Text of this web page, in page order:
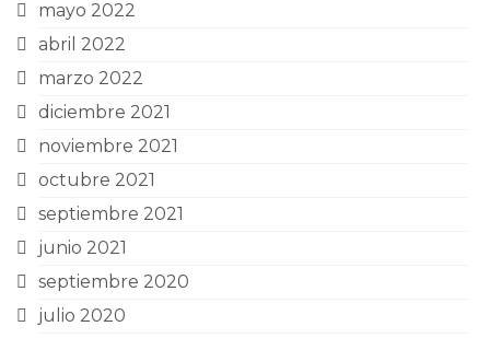
mayo 2022
abril 2022
marzo 2022
diciembre 2021
noviembre 2021
octubre 2021
septiembre 2021
junio 2021
septiembre 2020
julio 2020